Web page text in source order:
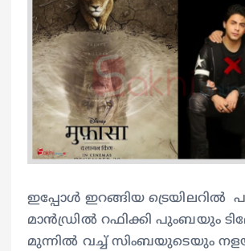
ഇപ്പോള്‍ ഇറങ്ങിയ ട്രെയിലറില്‍
മാൻഡ്രിൽ റഫിക്കി പുംബയും
മുന്നില്‍ വച്ച് സിംബയുടെയും